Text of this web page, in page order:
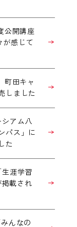
公開講座
が感じて
町田キャ
しました
アム八
パス」に
た
涯学習
載され
んなの